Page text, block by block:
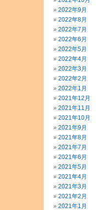
2022年9月
2022年8月
2022年7月
2022年6月
2022年5月
2022年4月
2022年3月
2022年2月
2022年1月
2021年12月
2021年11月
2021年10月
2021年9月
2021年8月
2021年7月
2021年6月
2021年5月
2021年4月
2021年3月
2021年2月
2021年1月